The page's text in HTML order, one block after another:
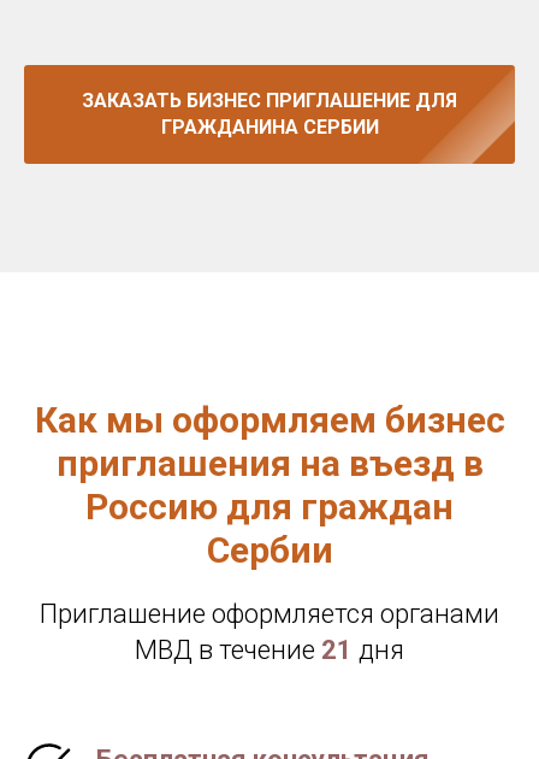
ЗАКАЗАТЬ БИЗНЕС ПРИГЛАШЕНИЕ ДЛЯ
ГРАЖДАНИНА СЕРБИИ
Как мы оформляем бизнес
приглашения на въезд в
Россию для граждан
Сербии
Приглашение оформляется органами
МВД в течение 21 дня